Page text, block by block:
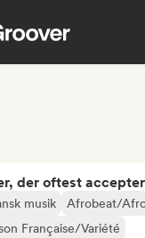
der oftest
musik Afrobeat/
Française/Variété